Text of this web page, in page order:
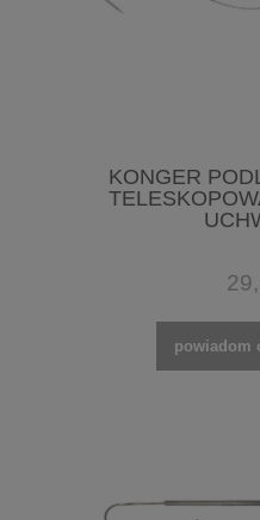
KONGER
powiadom